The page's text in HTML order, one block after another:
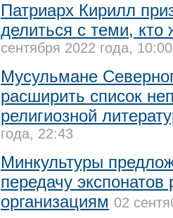
Патриарх Кирилл
делиться с теми, кто
сентября 2022 года, 10:00
Мусульмане
расширить список
религиозной
года, 22:43
Минкультуры
передачу
организациям 02